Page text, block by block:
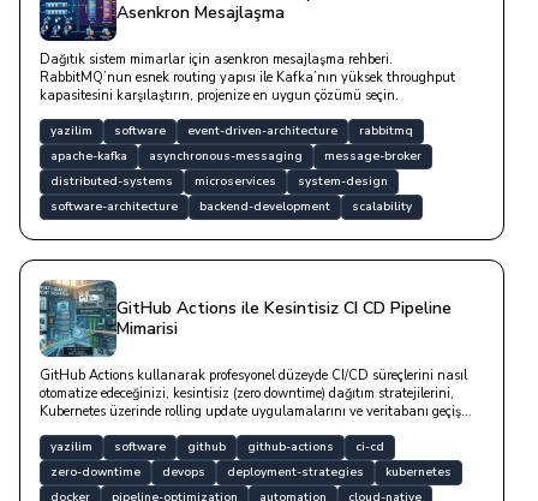
Asenkron Mesajlaşma
Dağıtık sistem mimarlar için asenkron mesajlaşma rehberi.
RabbitMQ’nun esnek routing yapısı ile Kafka’nın yüksek throughput
kapasitesini karşılaştırın, projenize en uygun çözümü seçin.
yazilim software event-driven-architecture
rabbitmq
apache-kafka
asynchronous-messaging
message-broker
distributed-systems
microservices
system-design
software-architecture
backend-development scalability
GitHub Actions ile Kesintisiz CI CD Pipeline
Mimarisi
GitHub Actions kullanarak profesyonel düzeyde CI/CD süreçlerini nasıl
otomatize edeceğinizi, kesintisiz (zero downtime) dağıtım stratejilerini,
Kubernetes üzerinde rolling update uygulamalarını ve veritabanı geçiş
almaktadır.
yazilim software github github-actions
ci-cd
zero-downtime
devops deployment-strategies
kubernetes
docker
pipeline-optimization automation cloud-native